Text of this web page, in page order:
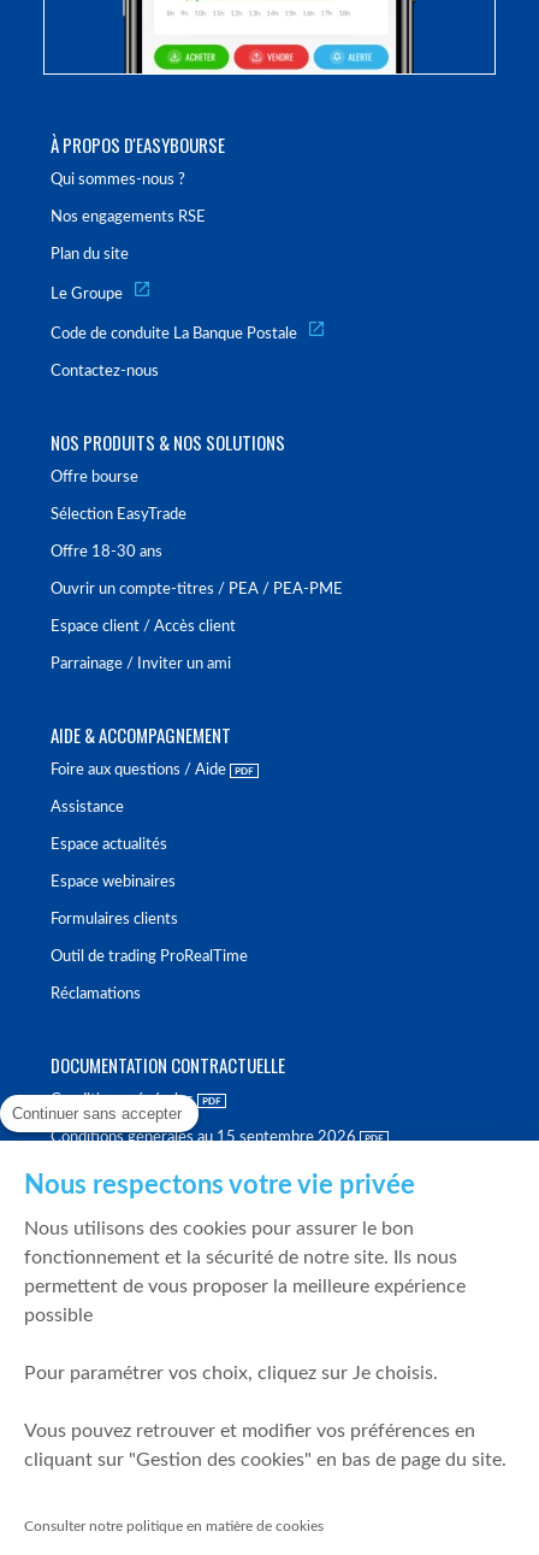
À PROPOS D'EASYBOURSE
Qui sommes-nous ?
Nos engagements RSE
Plan du site
Le Groupe
Code de conduite La Banque Postale
Contactez-nous
NOS PRODUITS & NOS SOLUTIONS
Offre bourse
Sélection EasyTrade
Offre 18-30 ans
Ouvrir un compte-titres / PEA / PEA-PME
Espace client / Accès client
Parrainage / Inviter un ami
AIDE & ACCOMPAGNEMENT
Foire aux questions / Aide
Assistance
Espace actualités
Espace webinaires
Formulaires clients
Outil de trading ProRealTime
Réclamations
DOCUMENTATION CONTRACTUELLE
Conditions générales
Conditions générales au 15 septembre 2026
Politique de meilleure sélection
Politique de durabilité
Fonds de garantie des dépôts et de résolution
Mentions légales
Prévention de la fraude
Continuer sans accepter
Nous respectons votre vie privée
Nous utilisons des cookies pour assurer le bon
fonctionnement et la sécurité de notre site. Ils nous
permettent de vous proposer la meilleure expérience
possible
Pour paramétrer vos choix, cliquez sur Je choisis.
Vous pouvez retrouver et modifier vos préférences en
cliquant sur "Gestion des cookies" en bas de page du site.
Consulter notre politique en matière de cookies